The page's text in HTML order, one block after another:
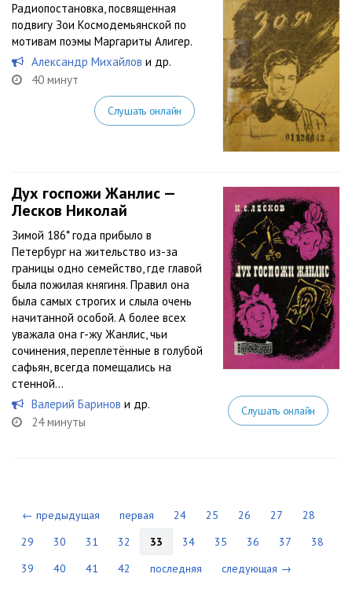
Радиопостановка, посвященная
подвигу Зои Космодемьянской по
мотивам поэмы Маргариты Алигер.
Александр Михайлов и др.
40 минут
Слушать онлайн
Дух госпожи Жанлис —
Лесков Николай
Зимой 186* года прибыло в
Петербург на жительство из-за
границы одно семейство, где главой
была пожилая княгиня. Правил она
была самых строгих и слыла очень
начитанной особой. А более всех
уважала она г-жу Жанлис, чьи
сочинения, переплетённые в голубой
сафьян, всегда помещались на
стенной...
Валерий Баринов и др.
24 минуты
Слушать онлайн
← предыдущая первая 24 25 26 27
28
29
30 31 32 33 34 35 36 37
38
39
40 41 42 последняя следующая →